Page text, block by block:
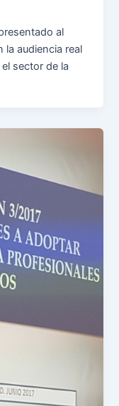
al
la audiencia real
sector de la